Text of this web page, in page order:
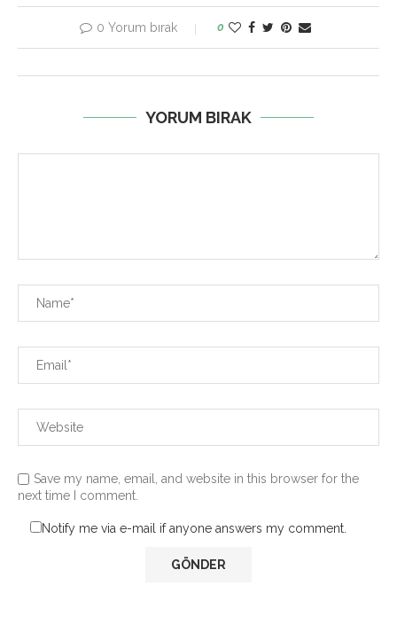
0 Yorum bırak 0
YORUM BIRAK
Save my name, email, and website in this browser for the
next time I comment.
Notify me via e-mail if anyone answers my comment.